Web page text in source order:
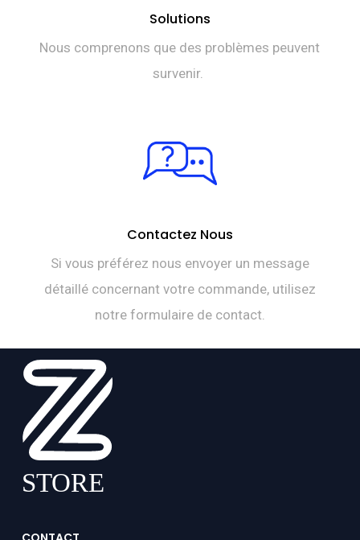
Solutions
Nous comprenons que des problèmes peuvent
survenir.
Contactez Nous
Si vous préférez nous envoyer un message
détaillé concernant votre commande, utilisez
notre formulaire de contact.